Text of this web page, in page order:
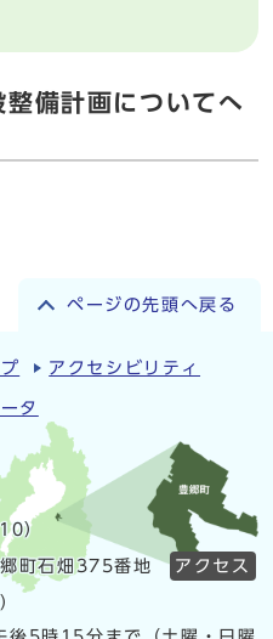
備計画についてへ
ページの先頭へ戻る
アクセシビリティ
タ
）
町石畑375番地 アクセス